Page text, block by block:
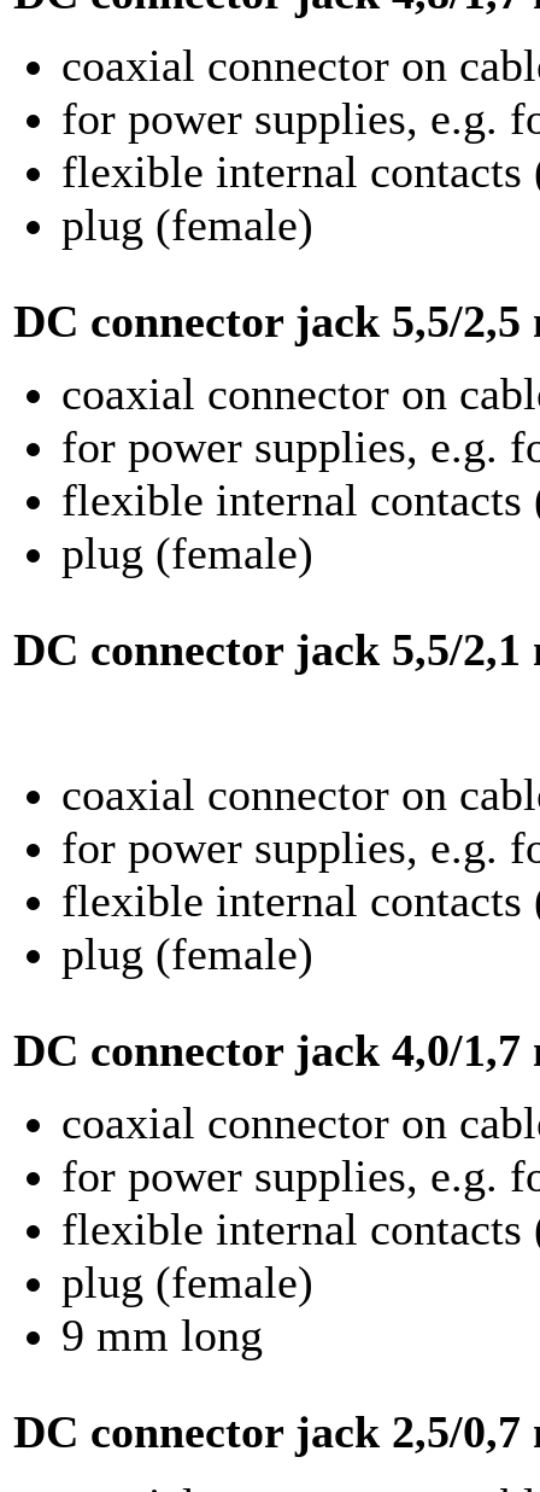
coaxial connector on
for power supplies, e.g.
flexible internal contacts
plug (female)
DC connector jack 5,5/2,5
coaxial connector on
for power supplies, e.g.
flexible internal contacts
plug (female)
DC connector jack 5,5/2,1
coaxial connector on
for power supplies, e.g.
flexible internal contacts
plug (female)
DC connector jack 4,0/1,7
coaxial connector on
for power supplies, e.g.
flexible internal contacts
plug (female)
9 mm long
DC connector jack 2,5/